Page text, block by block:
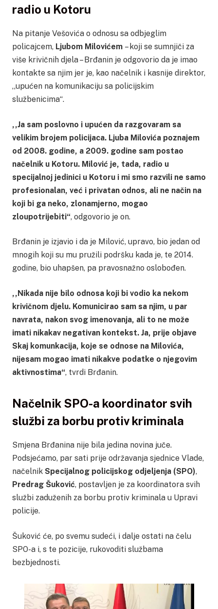
radio u Kotoru
Na pitanje Vešovića o odnosu sa odbjeglim
policajcem, Ljubom Milovićem – koji se sumnjiči za
više krivičnih djela – Brđanin je odgovorio da je imao
kontakte sa njim jer je, kao načelnik i kasnije direktor,
,,upućen na komunikaciju sa policijskim
službenicima“.
,,Ja sam poslovno i upućen da razgovaram sa
velikim brojem policijaca. Ljuba Milovića poznajem
od 2008. godine, a 2009. godine sam postao
načelnik u Kotoru. Milović je, tada, radio u
specijalnoj jedinici u Kotoru i mi smo razvili ne samo
profesionalan, već i privatan odnos, ali ne način na
koji bi ga neko, zlonamjerno, mogao
zloupotrijebiti“, odgovorio je on.
Brđanin je izjavio i da je Milović, upravo, bio jedan od
mnogih koji su mu pružili podršku kada je, te 2014.
godine, bio uhapšen, pa pravosnažno oslobođen.
,,Nikada nije bilo odnosa koji bi vodio ka nekom
krivičnom djelu. Komunicirao sam sa njim, u par
navrata, nakon svog imenovanja, ali to ne može
imati nikakav negativan kontekst. Ja, prije objave
Skaj komunkacija, koje se odnose na Milovića,
nijesam mogao imati nikakve podatke o njegovim
aktivnostima“, tvrdi Brđanin.
Načelnik SPO-a koordinator svih
službi za borbu protiv kriminala
Smjena Brđanina nije bila jedina novina juče.
Podsjećamo, par sati prije održavanja sjednice Vlade,
načelnik Specijalnog policijskog odjeljenja (SPO),
Predrag Šuković, postavljen je za koordinatora svih
službi zaduženih za borbu protiv kriminala u Upravi
policije.
Šuković će, po svemu sudeći, i dalje ostati na čelu
SPO-a i, s te pozicije, rukovoditi službama
bezbjednosti.